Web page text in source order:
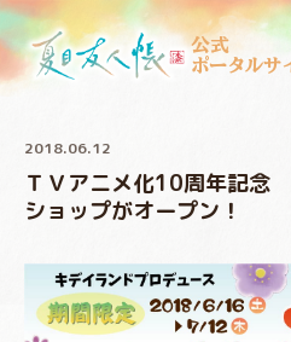
公式
ポータルサ
2018.06.12
ＴＶアニメ化10周年記念
ショップがオープン！